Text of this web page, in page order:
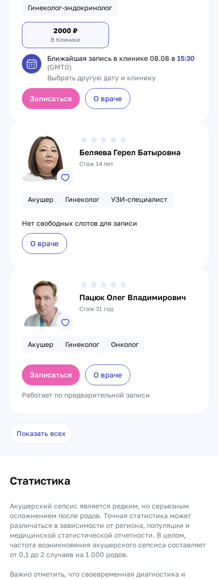
Гинеколог-эндокринолог
2000 ₽
В Клинике
Ближайшая запись в клинике 08.08 в 15:30
(GMT0)
Выбрать другую дату и клинику
Записаться О враче
Беляева Герел Батыровна
Стаж 14 лет
Акушер Гинеколог УЗИ-специалист
Нет свободных слотов для записи
О враче
Пацюк Олег Владимирович
Стаж 31 год
Акушер Гинеколог Онколог
Записаться О враче
Работает по предварительной записи
Показать всех
Статистика
Акушерский сепсис является редким, но серьезным
осложнением после родов. Точная статистика может
различаться в зависимости от региона, популяции и
медицинской статистической отчетности. В целом,
частота возникновения акушерского сепсиса составляет
от 0,1 до 2 случаев на 1 000 родов.
Важно отметить, что своевременная диагностика и